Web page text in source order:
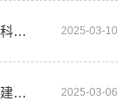
【人民日报】全国人大代表刘晓静：探索科技创新规律 破解成果转化难题 2025-03-10
【山东商报】住鲁全国人大代表刘晓静：建立人工智能竞争胜势 让汉字古籍“活起来” 2025-03-06